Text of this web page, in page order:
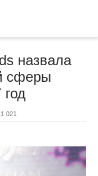
назвала
сферы
год
021